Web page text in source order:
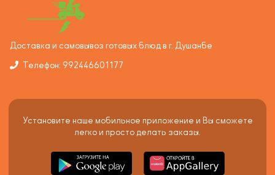
Доставка и самовывоз готовых блюд в г. Душанбе
Телефон: 992446601177
Установите наше мобильное приложение и Вы сможете
легко и просто делать заказы.